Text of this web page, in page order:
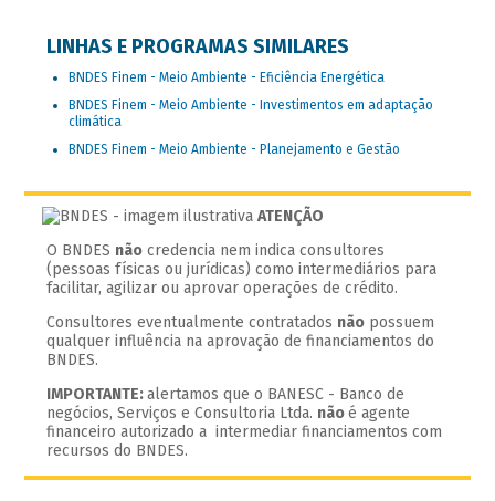
LINHAS E PROGRAMAS SIMILARES
BNDES Finem - Meio Ambiente - Eficiência Energética
BNDES Finem - Meio Ambiente - Investimentos em adaptação
climática
BNDES Finem - Meio Ambiente - Planejamento e Gestão
ATENÇÃO
O BNDES não credencia nem indica consultores
(pessoas físicas ou jurídicas) como intermediários para
facilitar, agilizar ou aprovar operações de crédito.
Consultores eventualmente contratados não possuem
qualquer influência na aprovação de financiamentos do
BNDES.
IMPORTANTE:alertamos que o BANESC - Banco de
negócios, Serviços e Consultoria Ltda. nãoé agente
financeiro autorizado a intermediar financiamentos com
recursos do BNDES.